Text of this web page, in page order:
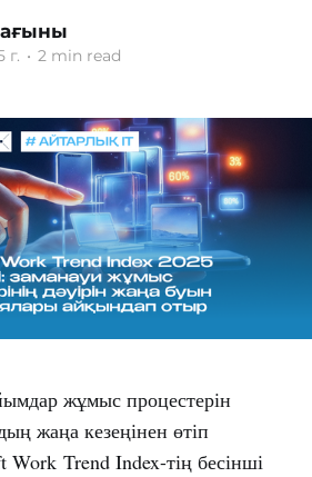
г. • 2 min read
жұмыс процестерін
жаңа кезеңінен өтіп
Trend Index-тің бесінші